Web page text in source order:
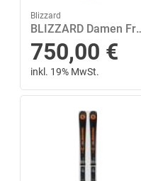
Blizzard
BLIZZARD Damen Freeride Ski
750,00 €
inkl. 19% MwSt.